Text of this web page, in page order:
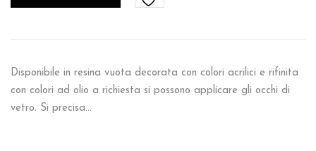
Disponibile in resina vuota decorata con colori acrilici e rifinita
con colori ad olio a richiesta si possono applicare gli occhi di
vetro. Si precisa…